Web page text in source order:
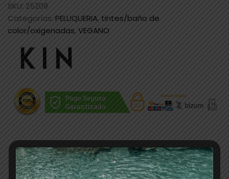
SKU: 25209
Categorías: PELUQUERIA, tintes/baño de
color/oxigenadas, VEGANO
Descripción